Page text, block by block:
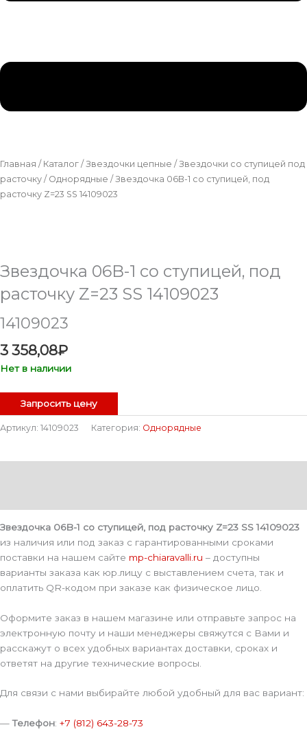
Главная / Каталог / Звездочки цепные / Звездочки со ступицей под
расточку / Однорядные / Звездочка 06B-1 со ступицей, под
расточку Z=23 SS 14109023
Звездочка 06B-1 со ступицей, под
расточку Z=23 SS 14109023
14109023
3 358,08₽
Нет в наличии
Запросить цену
Артикул: 14109023 Категория: Однорядные
Звездочка 06B-1 со ступицей, под расточку Z=23 SS 14109023
из наличия или под заказ с гарантированными сроками
поставки на нашем сайте mp-chiaravalli.ru – доступны
варианты заказа как юр.лицу с выставлением счета, так и
оплатить QR-кодом при заказе как физическое лицо.
Оформите заказ в нашем магазине или отправьте запрос на
электронную почту и наши менеджеры свяжутся с Вами и
расскажут о всех удобных вариантах доставки, сроках и
ответят на другие технические вопросы.
Для связи с нами выбирайте любой удобный для вас вариант:
—Телефон: +7 (812) 643-28-73